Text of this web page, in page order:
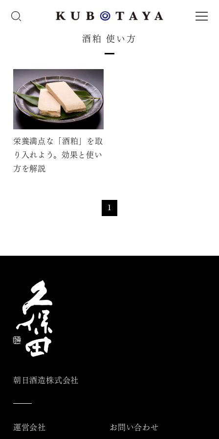
酒粕 使い方
栄養満点な「酒粕」を取
り入れよう。効果と使い
方を解説
1
朝日酒造株式会社
運営会社 お問い合わせ